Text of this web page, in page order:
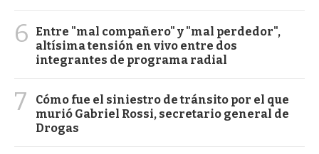
6
Entre "mal compañero" y "mal perdedor",
altísima tensión en vivo entre dos
integrantes de programa radial
7
Cómo fue el siniestro de tránsito por el que
murió Gabriel Rossi, secretario general de
Drogas